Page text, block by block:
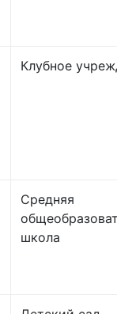
Клубное
Средняя
школа